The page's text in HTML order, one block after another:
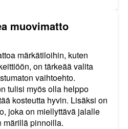
muovimatto
märkätiloihin, kuten
on tärkeää valita
vaihtoehto.
tulisi myös olla helppo
kosteutta hyvin. Lisäksi on
joka on miellyttävä jalalle
märillä pinnoilla.